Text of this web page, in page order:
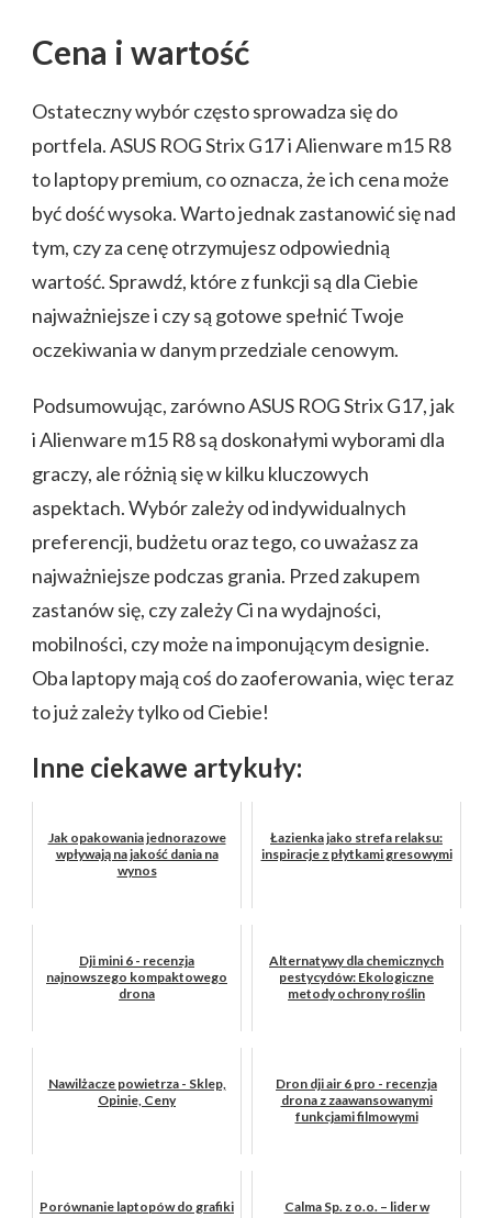
Cena i wartość
Ostateczny wybór często sprowadza się do
portfela. ASUS ROG Strix G17 i Alienware m15 R8
to laptopy premium, co oznacza, że ich cena może
być dość wysoka. Warto jednak zastanowić się nad
tym, czy za cenę otrzymujesz odpowiednią
wartość. Sprawdź, które z funkcji są dla Ciebie
najważniejsze i czy są gotowe spełnić Twoje
oczekiwania w danym przedziale cenowym.
Podsumowując, zarówno ASUS ROG Strix G17, jak
i Alienware m15 R8 są doskonałymi wyborami dla
graczy, ale różnią się w kilku kluczowych
aspektach. Wybór zależy od indywidualnych
preferencji, budżetu oraz tego, co uważasz za
najważniejsze podczas grania. Przed zakupem
zastanów się, czy zależy Ci na wydajności,
mobilności, czy może na imponującym designie.
Oba laptopy mają coś do zaoferowania, więc teraz
to już zależy tylko od Ciebie!
Inne ciekawe artykuły:
Jak opakowania jednorazowe
wpływają na jakość dania na
wynos
Łazienka jako strefa relaksu:
inspiracje z płytkami gresowymi
Dji mini 6 - recenzja
najnowszego kompaktowego
drona
Alternatywy dla chemicznych
pestycydów: Ekologiczne
metody ochrony roślin
Nawilżacze powietrza - Sklep,
Opinie, Ceny
Dron dji air 6 pro - recenzja
drona z zaawansowanymi
funkcjami filmowymi
Porównanie laptopów do grafiki
Calma Sp. z o.o. – lider w